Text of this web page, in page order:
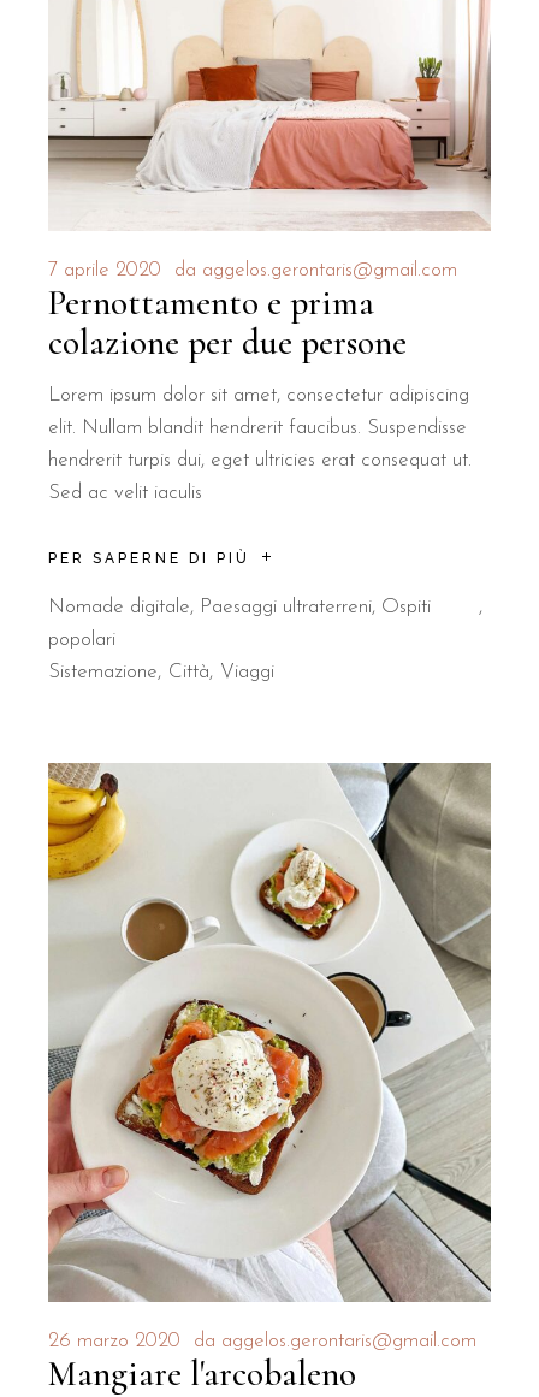
7 aprile 2020 da aggelos.gerontaris@gmail.com
Pernottamento e prima
colazione per due persone
Lorem ipsum dolor sit amet, consectetur adipiscing
elit. Nullam blandit hendrerit faucibus. Suspendisse
hendrerit turpis dui, eget ultricies erat consequat ut.
Sed ac velit iaculis
PER SAPERNE DI PIÙ
Nomade digitale, Paesaggi ultraterreni, Ospiti
popolari
Sistemazione
Città Viaggi
26 marzo 2020 da aggelos.gerontaris@gmail.com
Mangiare l'arcobaleno